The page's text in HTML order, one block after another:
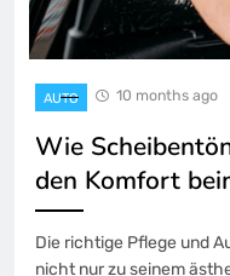
AUTO 10 months ago
Wie
den Komfort
Die richtige Pflege und
nicht nur zu seinem